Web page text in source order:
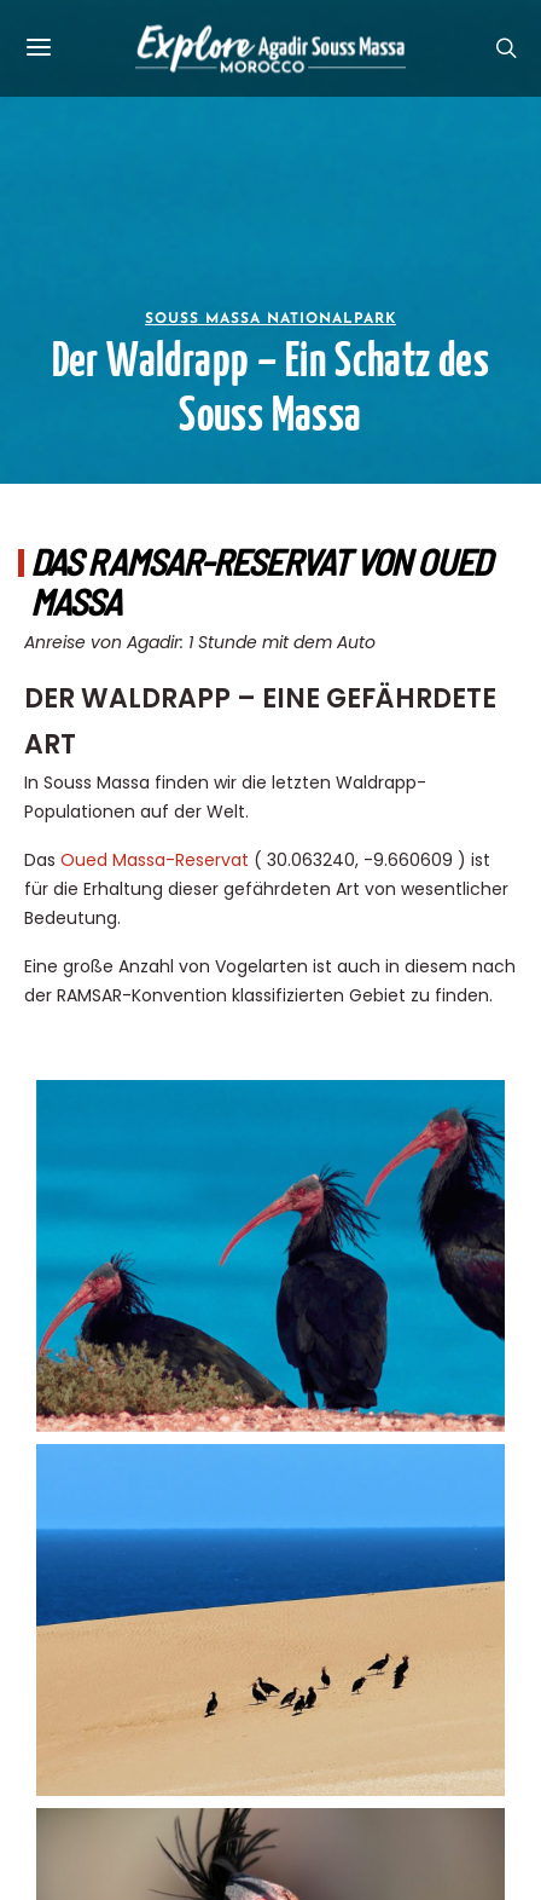
SOUSS MASSA NATIONALPARK
Der Waldrapp – Ein Schatz des
Souss Massa
DAS RAMSAR-RESERVAT VON OUED
MASSA
Anreise von Agadir: 1 Stunde mit dem Auto
DER WALDRAPP – EINE GEFÄHRDETE
ART
In Souss Massa finden wir die letzten Waldrapp-
Populationen auf der Welt.
Das Oued Massa-Reservat ( 30.063240, -9.660609 ) ist
für die Erhaltung dieser gefährdeten Art von wesentlicher
Bedeutung.
Eine große Anzahl von Vogelarten ist auch in diesem nach
der RAMSAR-Konvention klassifizierten Gebiet zu finden.